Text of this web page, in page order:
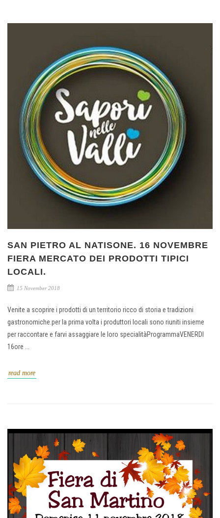
SAN PIETRO AL NATISONE. 16 NOVEMBRE
FIERA MERCATO DEI PRODOTTI TIPICI
LOCALI.
15 November 2018
Venite a scoprire i prodotti di un territorio ricco di storia e tradizioni
gastronomiche.per la prima volta i produttori locali sono riuniti insieme
per raccontare e farvi assaggiare le loro specialitàProgrammaVENERDI
16ore ...
read more